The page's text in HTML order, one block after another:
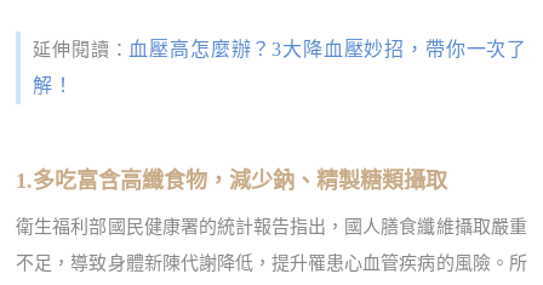
延伸閱讀： 血壓高怎麼辦？3大降血壓妙招，帶你一次了
解！
1.多吃富含高纖食物，減少鈉、精製糖類攝取
衛生福利部國民健康署的統計報告指出，國人膳食纖維攝取嚴重
不足，導致身體新陳代謝降低，提升罹患心血管疾病的風險。所